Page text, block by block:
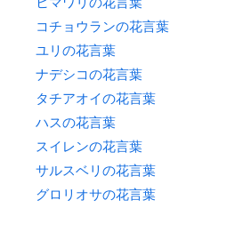
コチョウランの花言葉
ユリの花言葉
ナデシコの花言葉
タチアオイの花言葉
ハスの花言葉
スイレンの花言葉
サルスベリの花言葉
グロリオサの花言葉